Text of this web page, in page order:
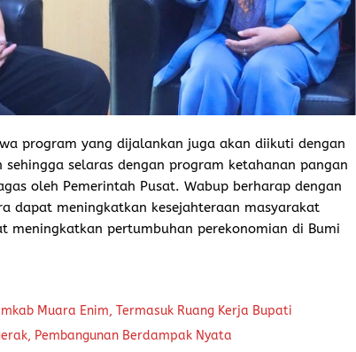
program yang dijalankan juga akan diikuti dengan
selaras dengan program ketahanan pangan
oleh Pemerintah Pusat. Wabup berharap dengan
dapat meningkatkan kesejahteraan masyarakat
meningkatkan pertumbuhan perekonomian di Bumi
Muara Enim, Termasuk Ruang Kerja Bupati
Pembangunan Berdampak Nyata